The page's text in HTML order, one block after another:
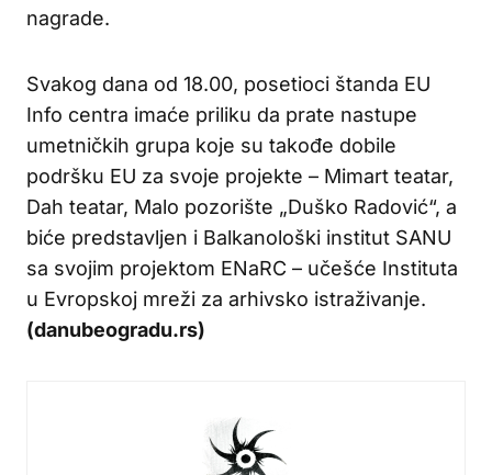
nagrade.
Svakog dana od 18.00, posetioci štanda EU
Info centra imaće priliku da prate nastupe
umetničkih grupa koje su takođe dobile
podršku EU za svoje projekte – Mimart teatar,
Dah teatar, Malo pozorište „Duško Radović“, a
biće predstavljen i Balkanološki institut SANU
sa svojim projektom ENaRC – učešće Instituta
u Evropskoj mreži za arhivsko istraživanje.
(danubeogradu.rs)